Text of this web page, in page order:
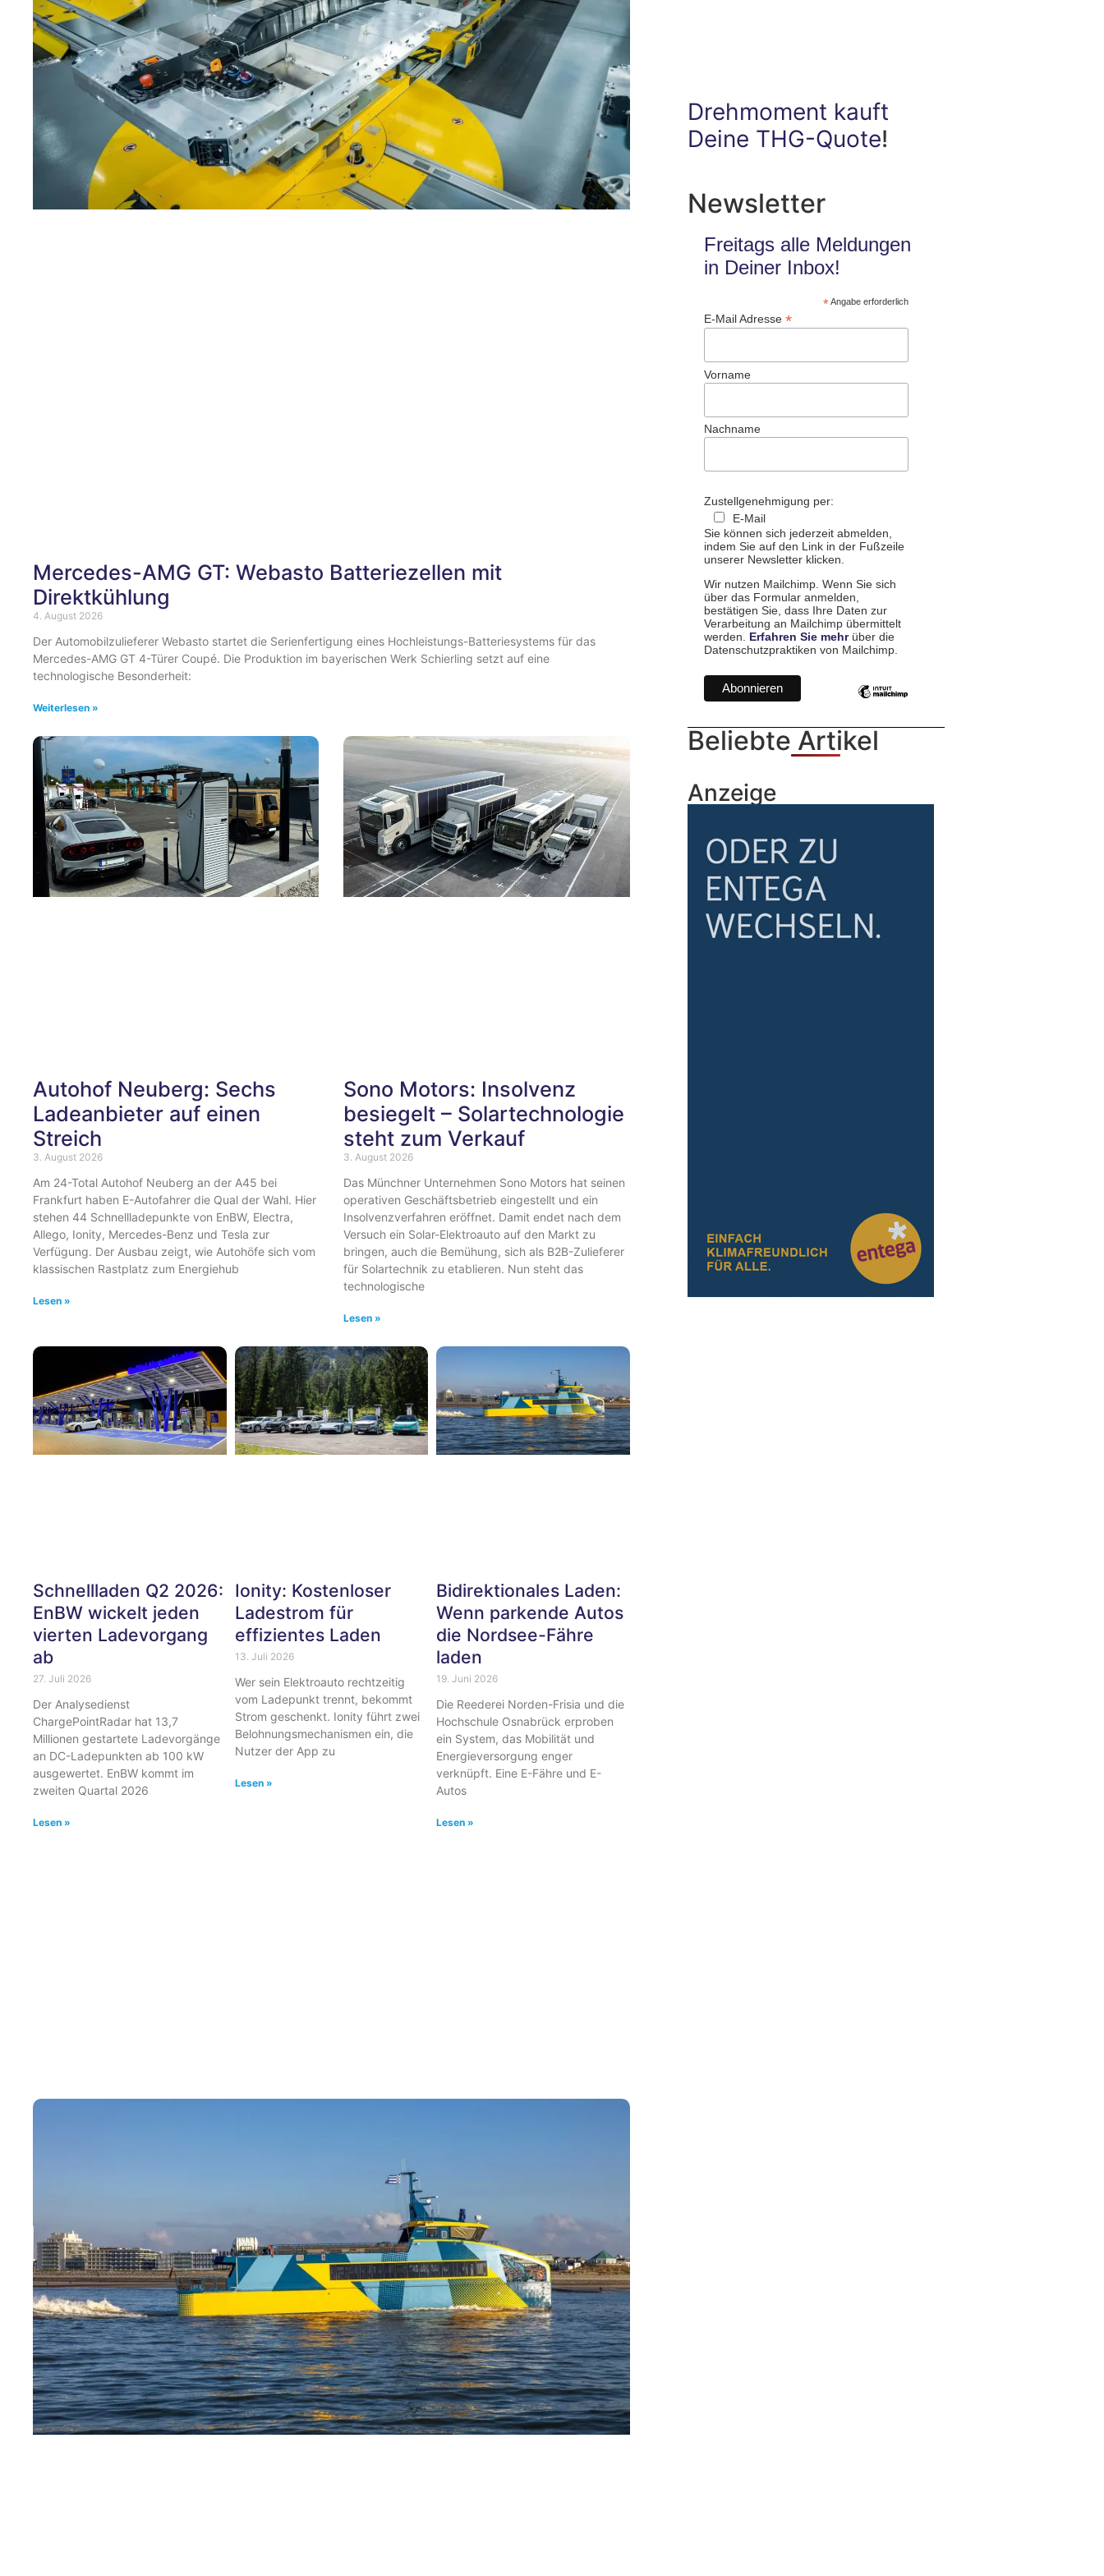
Mercedes-AMG GT: Webasto Batteriezellen mit
Direktkühlung
4. August 2026
Der Automobilzulieferer Webasto startet die Serienfertigung eines Hochleistungs-Batteriesystems für das
Mercedes-AMG GT 4-Türer Coupé. Die Produktion im bayerischen Werk Schierling setzt auf eine
technologische Besonderheit:
Weiterlesen »
Autohof Neuberg: Sechs
Ladeanbieter auf einen
Streich
3. August 2026
Am 24-Total Autohof Neuberg an der A45 bei
Frankfurt haben E-Autofahrer die Qual der Wahl. Hier
stehen 44 Schnellladepunkte von EnBW, Electra,
Allego, Ionity, Mercedes-Benz und Tesla zur
Verfügung. Der Ausbau zeigt, wie Autohöfe sich vom
klassischen Rastplatz zum Energiehub
Lesen »
Sono Motors: Insolvenz
besiegelt – Solartechnologie
steht zum Verkauf
3. August 2026
Das Münchner Unternehmen Sono Motors hat seinen
operativen Geschäftsbetrieb eingestellt und ein
Insolvenzverfahren eröffnet. Damit endet nach dem
Versuch ein Solar-Elektroauto auf den Markt zu
bringen, auch die Bemühung, sich als B2B-Zulieferer
für Solartechnik zu etablieren. Nun steht das
technologische
Lesen »
Schnellladen Q2 2026:
EnBW wickelt jeden
vierten Ladevorgang
ab
27. Juli 2026
Der Analysedienst
ChargePointRadar hat 13,7
Millionen gestartete Ladevorgänge
an DC-Ladepunkten ab 100 kW
ausgewertet. EnBW kommt im
zweiten Quartal 2026
Lesen »
Ionity: Kostenloser
Ladestrom für
effizientes Laden
13. Juli 2026
Wer sein Elektroauto rechtzeitig
vom Ladepunkt trennt, bekommt
Strom geschenkt. Ionity führt zwei
Belohnungsmechanismen ein, die
Nutzer der App zu
Lesen »
Bidirektionales Laden:
Wenn parkende Autos
die Nordsee-Fähre
laden
19. Juni 2026
Die Reederei Norden-Frisia und die
Hochschule Osnabrück erproben
ein System, das Mobilität und
Energieversorgung enger
verknüpft. Eine E-Fähre und E-
Autos
Lesen »
Drehmoment kauft
Deine THG-Quote!
Newsletter
Freitags alle Meldungen
in Deiner Inbox!
*Angabe erforderlich
E-Mail Adresse *
Vorname
Nachname
Zustellgenehmigung per:
E-Mail
Sie können sich jederzeit abmelden,
indem Sie auf den Link in der Fußzeile
unserer Newsletter klicken.
Wir nutzen Mailchimp. Wenn Sie sich
über das Formular anmelden,
bestätigen Sie, dass Ihre Daten zur
Verarbeitung an Mailchimp übermittelt
werden. Erfahren Sie mehrüber die
Datenschutzpraktiken von Mailchimp.
Beliebte Artikel
Anzeige